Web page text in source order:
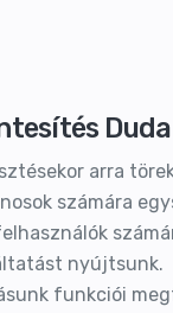
arra
számára
nyújtsunk.
funkciói